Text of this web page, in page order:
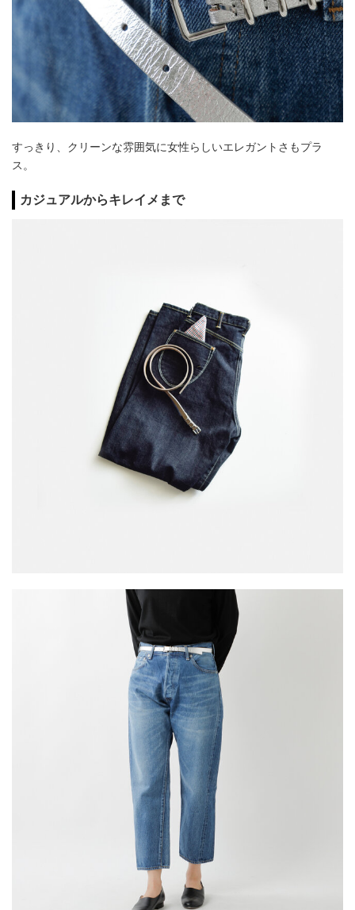
すっきり、クリーンな雰囲気に女性らしいエレガントさもプラ
ス。
カジュアルからキレイメまで